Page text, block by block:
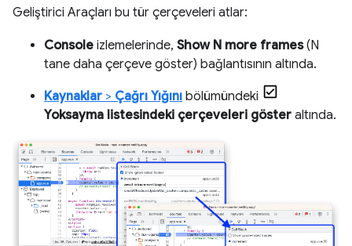
Geliştirici Araçları bu tür çerçeveleri atlar:
Console izlemelerinde, Show N more frames(N
tane daha çerçeve göster) bağlantısının altında.
Kaynaklar > Çağrı Yığını bölümündeki
Yoksayma listesindeki çerçeveleri göster altında.